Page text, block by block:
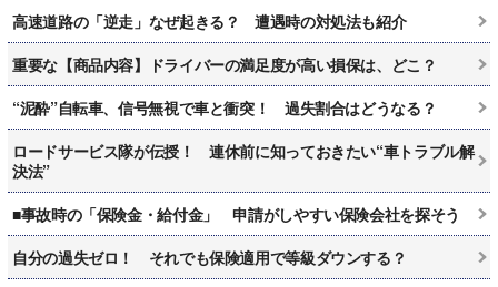
高速道路の「逆走」なぜ起きる？ 遭遇時の対処法も紹介
重要な【商品内容】ドライバーの満足度が高い損保は、どこ？
“泥酔”自転車、信号無視で車と衝突！ 過失割合はどうなる？
ロードサービス隊が伝授！ 連休前に知っておきたい“車トラブル解
決法”
■事故時の「保険金・給付金」 申請がしやすい保険会社を探そう
自分の過失ゼロ！ それでも保険適用で等級ダウンする？